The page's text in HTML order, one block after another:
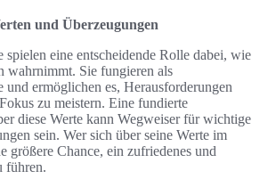
und Überzeugungen
spielen eine entscheidende Rolle dabei, wie
wahrnimmt. Sie fungieren als
und ermöglichen es, Herausforderungen
zu meistern. Eine fundierte
diese Werte kann Wegweiser für wichtige
sein. Wer sich über seine Werte im
größere Chance, ein zufriedenes und
führen.